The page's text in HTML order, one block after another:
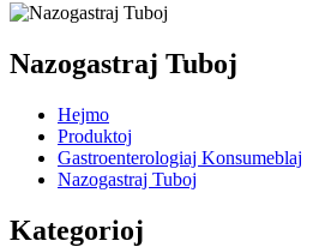
Nazogastraj Tuboj
Hejmo
Produktoj
Gastroenterologiaj Konsumeblaj
Nazogastraj Tuboj
Kategorioj